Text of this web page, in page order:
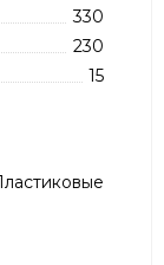
330
230
15